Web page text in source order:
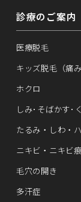
診療のご案内
医療脱毛
キッズ脱毛（痛
ホクロ
しみ･そばかす･
たるみ・しわ・
ニキビ・ニキビ痕
毛穴の開き
多汗症